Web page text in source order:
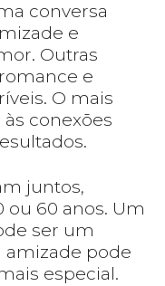
conversa
e
Outras
e
O mais
conexões
juntos,
ou 60 anos. Um
ser um
amizade pode
especial.